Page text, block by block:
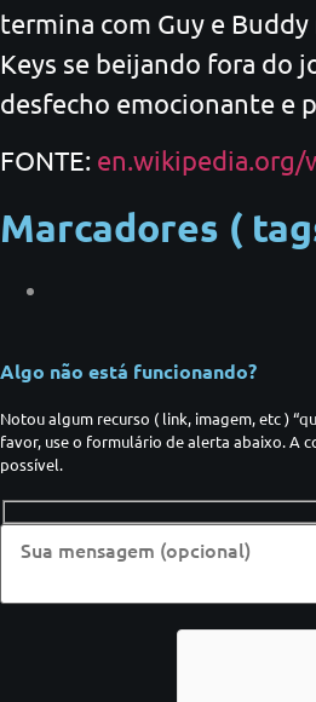
termina com Guy e
Keys se beijando fora do
desfecho emocionante e
FONTE: en.wikipedia.org/
Marcadores (
Algo não está funcionando?
Notou algum recurso ( link, imagem, etc )
favor, use o formulário de alerta abaixo. A
possível.